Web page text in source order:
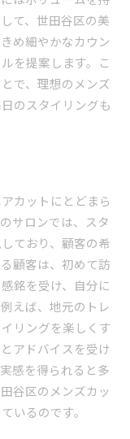
て、世田谷区の美
め細やかなカウン
を提案します。こ
で、理想のメンズ
のスタイリングも
カットにとどまら
サロンでは、スタ
ており、顧客の希
顧客は、初めて訪
銘を受け、自分に
えば、地元のトレ
リングを楽しくす
アドバイスを受け
感を得られると多
谷区のメンズカッ
いるのです。